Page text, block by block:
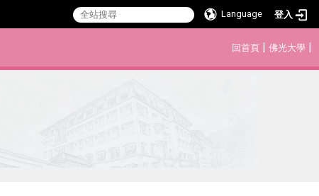
Language 登入
回首頁 | 佛光大學 |